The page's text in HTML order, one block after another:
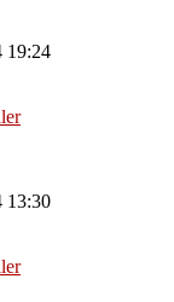
19:24
13:30